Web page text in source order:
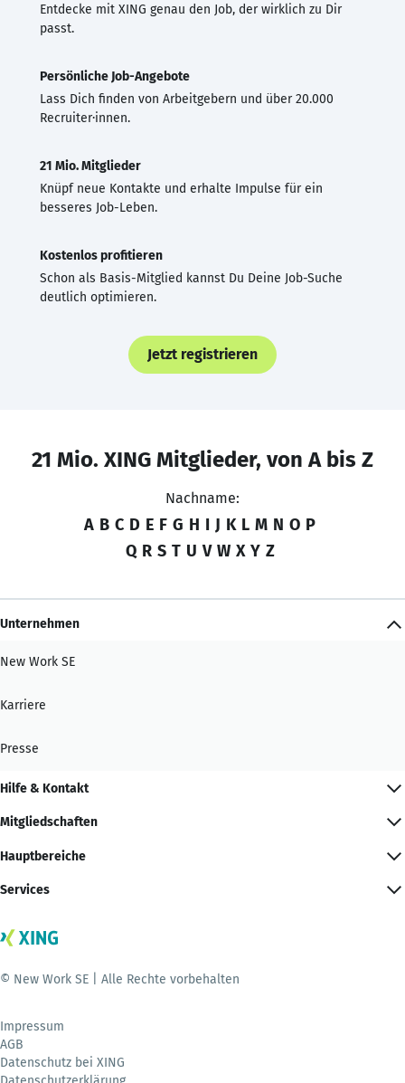
Entdecke mit XING genau den Job, der wirklich zu Dir
passt.
Persönliche Job-Angebote
Lass Dich finden von Arbeitgebern und über 20.000
Recruiter·innen.
21 Mio. Mitglieder
Knüpf neue Kontakte und erhalte Impulse für ein
besseres Job-Leben.
Kostenlos profitieren
Schon als Basis-Mitglied kannst Du Deine Job-Suche
deutlich optimieren.
Jetzt registrieren
21 Mio. XING Mitglieder, von A bis Z
Nachname:
A B C D E F G H I J K L M N O P
Q R S T U V W X Y Z
Unternehmen
New Work SE
Karriere
Presse
Hilfe & Kontakt
Mitgliedschaften
Hauptbereiche
Services
© New Work SE | Alle Rechte vorbehalten
Impressum
AGB
Datenschutz bei XING